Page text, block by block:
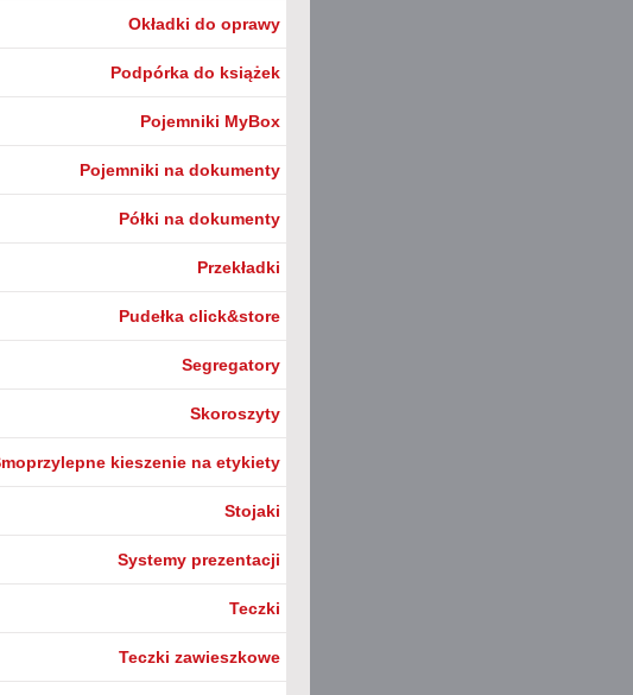
Okładki do oprawy
Podpórka do książek
Pojemniki MyBox
Pojemniki na dokumenty
Półki na dokumenty
Przekładki
Pudełka click&store
Segregatory
Skoroszyty
kieszenie na etykiety
Stojaki
Systemy prezentacji
Teczki
Teczki zawieszkowe